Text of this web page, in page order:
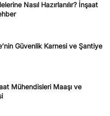
Nasıl Hazırlanılır? İnşaat
Güvenlik Karnesi ve Şantiye
Mühendisleri Maaşı ve